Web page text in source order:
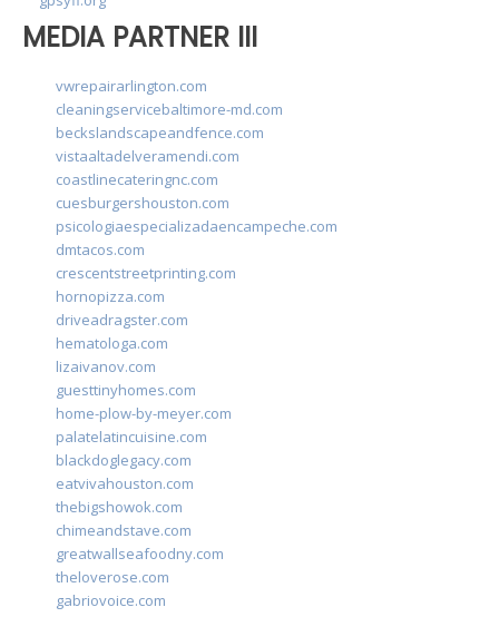
MEDIA PARTNER III
vwrepairarlington.com
cleaningservicebaltimore-md.com
beckslandscapeandfence.com
vistaaltadelveramendi.com
coastlinecateringnc.com
cuesburgershouston.com
psicologiaespecializadaencampeche.com
dmtacos.com
crescentstreetprinting.com
hornopizza.com
driveadragster.com
hematologa.com
lizaivanov.com
guesttinyhomes.com
home-plow-by-meyer.com
palatelatincuisine.com
blackdoglegacy.com
eatvivahouston.com
thebigshowok.com
chimeandstave.com
greatwallseafoodny.com
theloverose.com
gabriovoice.com